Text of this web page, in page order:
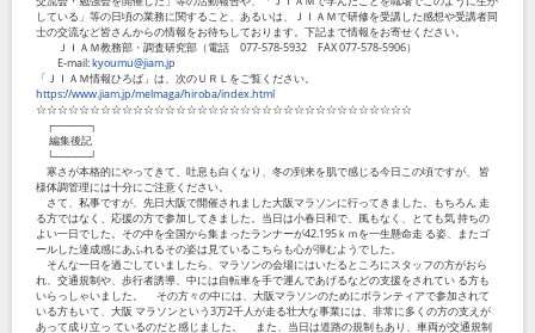
している」等の日頃の業務に関すること、あるいは、ＪＩＡＭで研修を受講した感想や受講者同
士の交流など皆さんからの情報をお待ちしております。下記まで情報をお寄せください。
ＪＩＡＭ教務部・調査研究部（電話 077-578-5932 FAX 077-578-5906）
E-mail:kyoumu@jiam.jp
「ＪＩＡＭ情報ひろば」は、次のＵＲＬをご覧ください。
https://www.jiam.jp/melmaga/hiroba/index.html
☆☆☆☆☆☆☆☆☆☆☆☆☆☆☆☆☆☆☆☆☆☆☆☆☆☆☆☆☆☆☆☆☆☆☆
┌─────┐
編集後記
└─────┘
寒さが本格的にやってきて、吐息も白くなり、冬の到来を肌で感じる今日この頃ですが、 皆
様体調管理には十分にご注意ください。
さて、私事ですが、先日大阪で開催されました大阪マラソンに行ってきました。もちろん 走
る方ではなく、応援の方で参加してきました。当日は小春日和で、風もなく、とても気 持ちの
よい一日でした。その中を全国から集まったランナーが42.195ｋｍを一生懸命走 る姿、またゴ
ールした達成感にあふれるその姿は見ているこちらも心が弾むようでした。
そんな一日を過ごしていましたら、マラソンの会場にはいたるところにスタッフの方がおら
れ、交通規制や、歩行者誘導、中には自転車を手で運んであげるなどの支援をされてい る方も
いらっしゃいました。 その方々の中には、大阪マラソンのためにボランティアで参加されて
いる方もいて、大阪 マラソンという3万2千人が走る壮大な事業には、非常に多くの方の支えが
あって成り立っ ているのだと感じました。 また、当日は道路の規制もあり、車両が交通規制